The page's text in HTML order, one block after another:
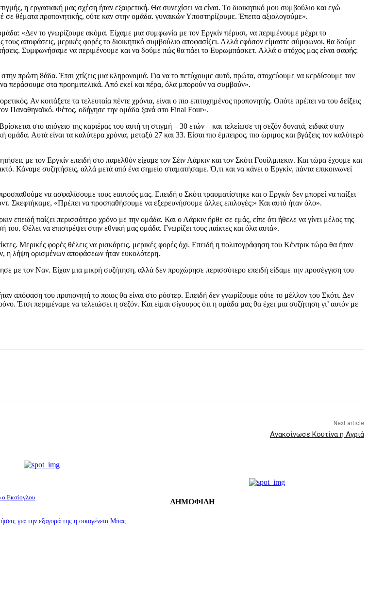
η εργασιακή μας σχέση ήταν εξαιρετική. Θα συνεχίσει να είναι. Το διοικητικό μου συμβούλιο και εγώ
θέματα προπονητικής, ούτε καν στην ομάδα. γυναικών Υποστηρίζουμε. Έπειτα αξιολογούμε».
«Δεν το γνωρίζουμε ακόμα. Είχαμε μια συμφωνία με τον Εργκίν πέρυσι, να περιμένουμε μέχρι το
αποφάσεις, μερικές φορές το διοικητικό συμβούλιο αποφασίζει. Αλλά εφόσον είμαστε σύμφωνοι, θα δούμε
Συμφωνήσαμε να περιμένουμε και να δούμε πώς θα πάει το Ευρωμπάσκετ. Αλλά ο στόχος μας είναι σαφής:
στην πρώτη 8άδα. Έτσι χτίζεις μια κληρονομιά. Για να το πετύχουμε αυτό, πρώτα, στοχεύουμε να κερδίσουμε τον
περάσουμε στα προημιτελικά. Από εκεί και πέρα, όλα μπορούν να συμβούν».
Αν κοιτάξετε τα τελευταία πέντε χρόνια, είναι ο πιο επιτυχημένος προπονητής. Οπότε πρέπει να του δείξεις
Παναθηναϊκό. Φέτος, οδήγησε την ομάδα ξανά στο Final Four».
στο απόγειο της καριέρας του αυτή τη στιγμή – 30 ετών – και τελείωσε τη σεζόν δυνατά, ειδικά στην
ομάδα. Αυτά είναι τα καλύτερα χρόνια, μεταξύ 27 και 33. Είσαι πιο έμπειρος, πιο ώριμος και βγάζεις τον καλύτερό
με τον Εργκίν επειδή στο παρελθόν είχαμε τον Σέιν Λάρκιν και τον Σκότι Γουίλμπεκιν. Και τώρα έχουμε και
Κάναμε συζητήσεις, αλλά μετά από ένα σημείο σταματήσαμε. Ό,τι και να κάνει ο Εργκίν, πάντα επικοινωνεί
να ασφαλίσουμε τους εαυτούς μας. Επειδή ο Σκότι τραυματίστηκε και ο Εργκίν δεν μπορεί να παίξει
Σκεφτήκαμε, «Πρέπει να προσπαθήσουμε να εξερευνήσουμε άλλες επιλογές;» Και αυτό ήταν όλο».
επειδή παίζει περισσότερο χρόνο με την ομάδα. Και ο Λάρκιν ήρθε σε εμάς, είπε ότι ήθελε να γίνει μέλος της
Θέλει να επιστρέψει στην εθνική μας ομάδα. Γνωρίζει τους παίκτες και όλα αυτά».
Μερικές φορές θέλεις να ρισκάρεις, μερικές φορές όχι. Επειδή η πολιτογράφηση του Κέντρικ τώρα θα ήταν
η λήψη ορισμένων αποφάσεων ήταν ευκολότερη.
με τον Ναν. Είχαν μια μικρή συζήτηση, αλλά δεν προχώρησε περισσότερο επειδή είδαμε την προσέγγιση του
απόφαση του προπονητή το ποιος θα είναι στο ρόστερ. Επειδή δεν γνωρίζουμε ούτε το μέλλον του Σκότι. Δεν
Έτσι περιμέναμε να τελειώσει η σεζόν. Και είμαι σίγουρος ότι η ομάδα μας θα έχει μια συζήτηση γι’ αυτόν με
Next article
Ανακοίνωσε Κουτίνα η Αγριά
ο Εκσίογλου ΔΗΜΟΦΙΛΗ
για την εξαγορά της η οικογένεια Μπας